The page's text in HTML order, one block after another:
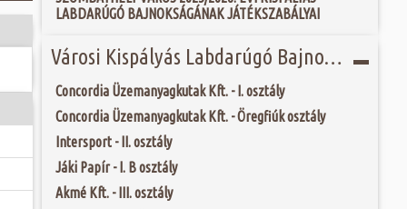
1968-ban
főorvos, aki
közönségének
szenvedéllyel
egyben
a
játékkal és
a lépést a
LABDARÚGÓ BAJNOKSÁGÁNAK JÁTÉKSZABÁLYAI
Városi Kispályás Labdarúgó Bajnokság 2018.
Concordia Üzemanyagkutak Kft. - I. osztály
Concordia Üzemanyagkutak Kft. - Öregfiúk osztály
Intersport - II. osztály
Jáki Papír - I. B osztály
Akmé Kft. - III. osztály